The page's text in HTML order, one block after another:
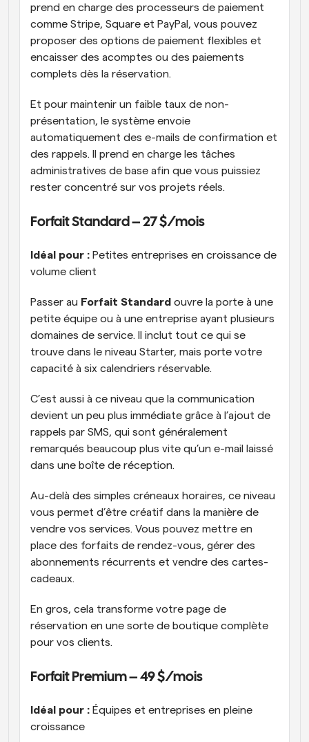
prend en charge des processeurs de paiement
comme Stripe, Square et PayPal, vous pouvez
proposer des options de paiement flexibles et
encaisser des acomptes ou des paiements
complets dès la réservation.
Et pour maintenir un faible taux de non-
présentation, le système envoie
automatiquement des e-mails de confirmation et
des rappels. Il prend en charge les tâches
administratives de base afin que vous puissiez
rester concentré sur vos projets réels.
Forfait Standard – 27 $/mois
Idéal pour : Petites entreprises en croissance de
volume client
Passer au Forfait Standard ouvre la porte à une
petite équipe ou à une entreprise ayant plusieurs
domaines de service. Il inclut tout ce qui se
trouve dans le niveau Starter, mais porte votre
capacité à six calendriers réservable.
C’est aussi à ce niveau que la communication
devient un peu plus immédiate grâce à l’ajout de
rappels par SMS, qui sont généralement
remarqués beaucoup plus vite qu’un e-mail laissé
dans une boîte de réception.
Au-delà des simples créneaux horaires, ce niveau
vous permet d’être créatif dans la manière de
vendre vos services. Vous pouvez mettre en
place des forfaits de rendez-vous, gérer des
abonnements récurrents et vendre des cartes-
cadeaux.
En gros, cela transforme votre page de
réservation en une sorte de boutique complète
pour vos clients.
Forfait Premium – 49 $/mois
Idéal pour : Équipes et entreprises en pleine
croissance